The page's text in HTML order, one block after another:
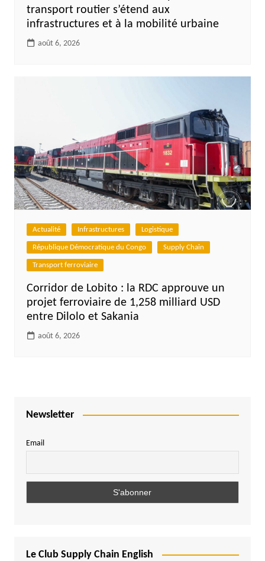
transport routier s’étend aux
infrastructures et à la mobilité urbaine
août 6, 2026
Actualité Infrastructures Logistique
République Démocratique du Congo Supply Chain
Transport ferroviaire
Corridor de Lobito : la RDC approuve un
projet ferroviaire de 1,258 milliard USD
entre Dilolo et Sakania
août 6, 2026
Newsletter
Email
Le Club Supply Chain English